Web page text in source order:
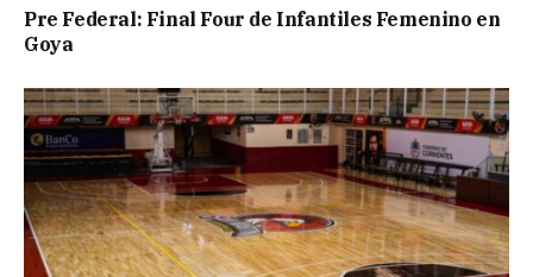
Pre Federal: Final Four de Infantiles Femenino en
Goya